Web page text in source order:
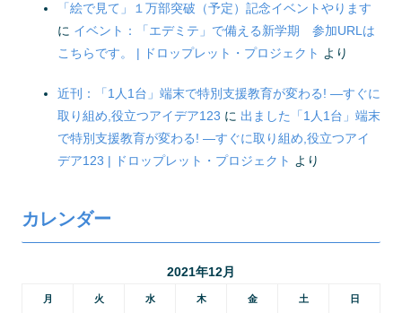
「絵で見て」１万部突破（予定）記念イベントやります
に イベント：「エデミテ」で備える新学期 参加URLは
こちらです。 | ドロップレット・プロジェクト より
近刊：「1人1台」端末で特別支援教育が変わる! ―すぐに
取り組め,役立つアイデア123 に 出ました「1人1台」端末
で特別支援教育が変わる! ―すぐに取り組め,役立つアイ
デア123 | ドロップレット・プロジェクト より
カレンダー
2021年12月
月 火 水 木 金 土 日